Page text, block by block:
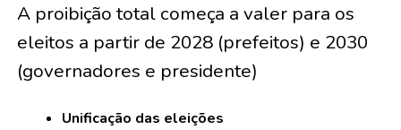
A proibição total começa a valer para os
eleitos a partir de 2028 (prefeitos) e 2030
(governadores e presidente)
Unificação das eleições